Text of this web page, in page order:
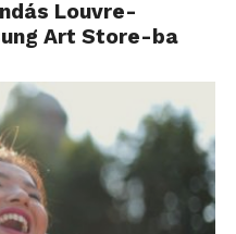
Louvre-
Art Store-ba